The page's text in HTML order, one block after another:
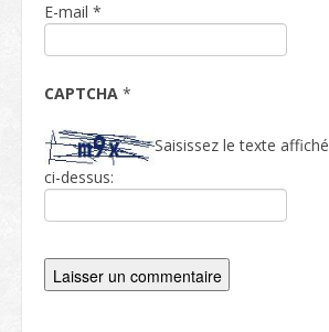
E-mail *
CAPTCHA *
Saisissez le texte affiché
ci-dessus: